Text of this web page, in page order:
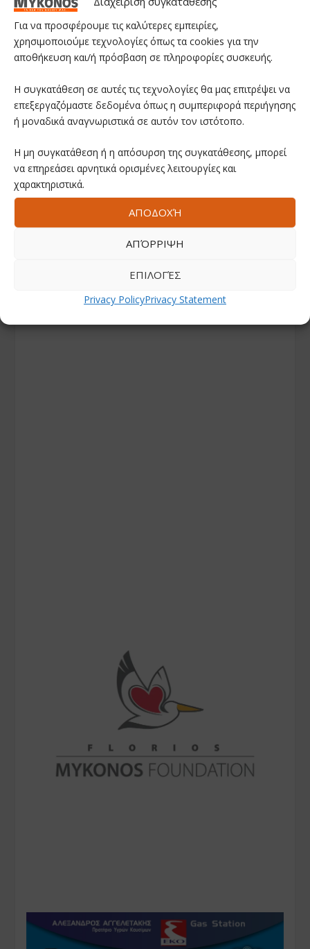
Για να προσφέρουμε τις καλύτερες εμπειρίες,
χρησιμοποιούμε τεχνολογίες όπως τα cookies για την
αποθήκευση και/ή πρόσβαση σε πληροφορίες συσκευής.
Η συγκατάθεση σε αυτές τις τεχνολογίες θα μας επιτρέψει να
επεξεργαζόμαστε δεδομένα όπως η συμπεριφορά περιήγησης
ή μοναδικά αναγνωριστικά σε αυτόν τον ιστότοπο.
Η μη συγκατάθεση ή η απόσυρση της συγκατάθεσης, μπορεί
να επηρεάσει αρνητικά ορισμένες λειτουργίες και
χαρακτηριστικά.
ΑΠΟΔΟΧΉ
ΑΠΌΡΡΙΨΗ
ΕΠΙΛΟΓΈΣ
Privacy PolicyPrivacy Statement